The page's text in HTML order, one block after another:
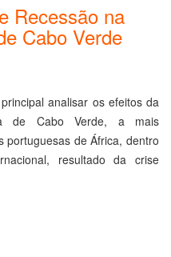
Recessão na
Cabo Verde
analisar os efeitos da
de Cabo Verde, a mais
portuguesas de África, dentro
resultado da crise